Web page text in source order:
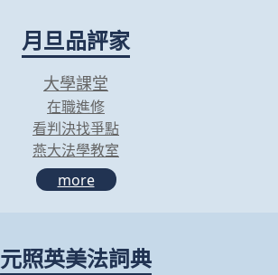
月旦品評家
大學課堂
在職進修
看判決找爭點
燕大法學教室
more
元照英美法詞典